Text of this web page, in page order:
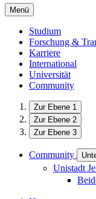
Menü
Studium
Forschung &
Karriere
International
Universität
Community
Zur Ebene 1
Zur Ebene 2
Zur Ebene 3
Community
Unistadt